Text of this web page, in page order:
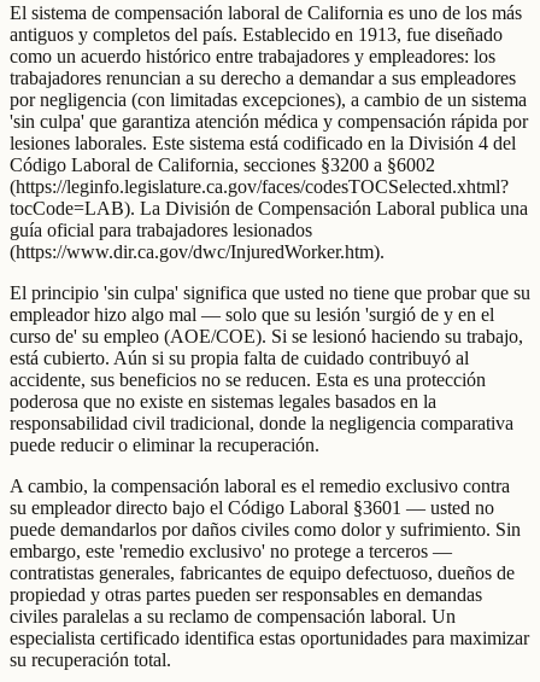
El sistema de compensación laboral de California es uno de los más
antiguos y completos del país. Establecido en 1913, fue diseñado
como un acuerdo histórico entre trabajadores y empleadores: los
trabajadores renuncian a su derecho a demandar a sus empleadores
por negligencia (con limitadas excepciones), a cambio de un sistema
'sin culpa' que garantiza atención médica y compensación rápida por
lesiones laborales. Este sistema está codificado en la División 4 del
Código Laboral de California, secciones §3200 a §6002
(https://leginfo.legislature.ca.gov/faces/codesTOCSelected.xhtml?
tocCode=LAB). La División de Compensación Laboral publica una
guía oficial para trabajadores lesionados
(https://www.dir.ca.gov/dwc/InjuredWorker.htm).
El principio 'sin culpa' significa que usted no tiene que probar que su
empleador hizo algo mal — solo que su lesión 'surgió de y en el
curso de' su empleo (AOE/COE). Si se lesionó haciendo su trabajo,
está cubierto. Aún si su propia falta de cuidado contribuyó al
accidente, sus beneficios no se reducen. Esta es una protección
poderosa que no existe en sistemas legales basados en la
responsabilidad civil tradicional, donde la negligencia comparativa
puede reducir o eliminar la recuperación.
A cambio, la compensación laboral es el remedio exclusivo contra
su empleador directo bajo el Código Laboral §3601 — usted no
puede demandarlos por daños civiles como dolor y sufrimiento. Sin
embargo, este 'remedio exclusivo' no protege a terceros —
contratistas generales, fabricantes de equipo defectuoso, dueños de
propiedad y otras partes pueden ser responsables en demandas
civiles paralelas a su reclamo de compensación laboral. Un
especialista certificado identifica estas oportunidades para maximizar
su recuperación total.